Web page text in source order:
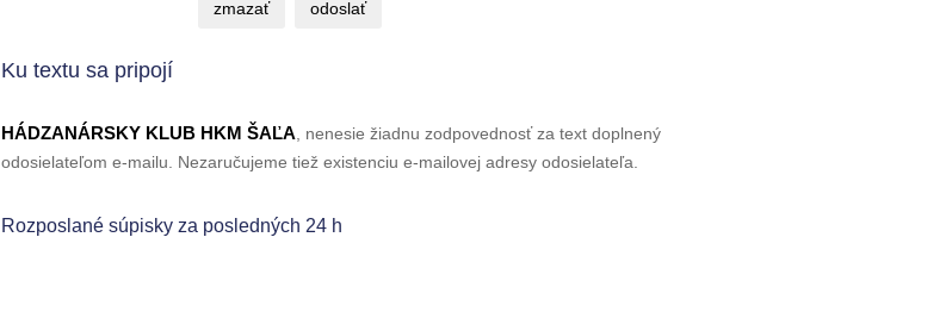
Ku textu sa pripojí
HÁDZANÁRSKY KLUB HKM ŠAĽA , nenesie žiadnu zodpovednosť za text doplnený
odosielateľom e-mailu. Nezaručujeme tiež existenciu e-mailovej adresy odosielateľa.
Rozposlané súpisky za posledných 24 h